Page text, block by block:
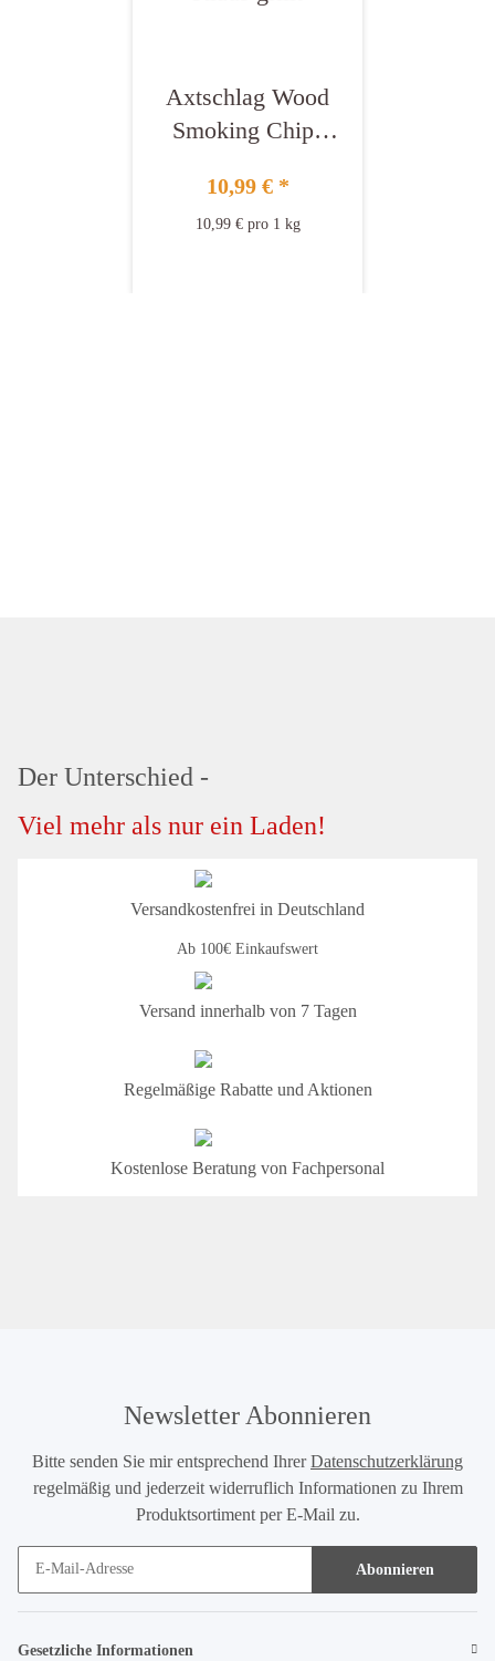
Axtschlag Wood
Smoking Chips
10,99 € *
10,99 € pro 1 kg
Der Unterschied -
Viel mehr als nur ein Laden!
Versandkostenfrei in Deutschland
Ab 100€ Einkaufswert
Versand innerhalb von 7 Tagen
Regelmäßige Rabatte und Aktionen
Kostenlose Beratung von Fachpersonal
Newsletter Abonnieren
Bitte senden Sie mir entsprechend IhrerDatenschutzerklärung
regelmäßig und jederzeit widerruflich Informationen zu Ihrem
Produktsortiment per E-Mail zu.
Abonnieren
Gesetzliche Informationen